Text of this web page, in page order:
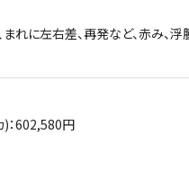
まれに左右差、再発など、赤み、浮
)：602,580円